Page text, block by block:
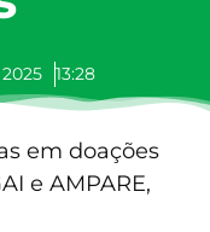
13:28
em doações
e AMPARE,